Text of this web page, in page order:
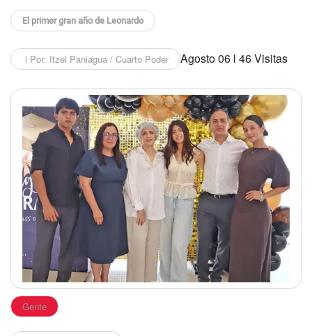
El primer gran año de Leonardo
l Por: Itzel Paniagua / Cuarto Poder Agosto 06 l 46 Visitas
Gente